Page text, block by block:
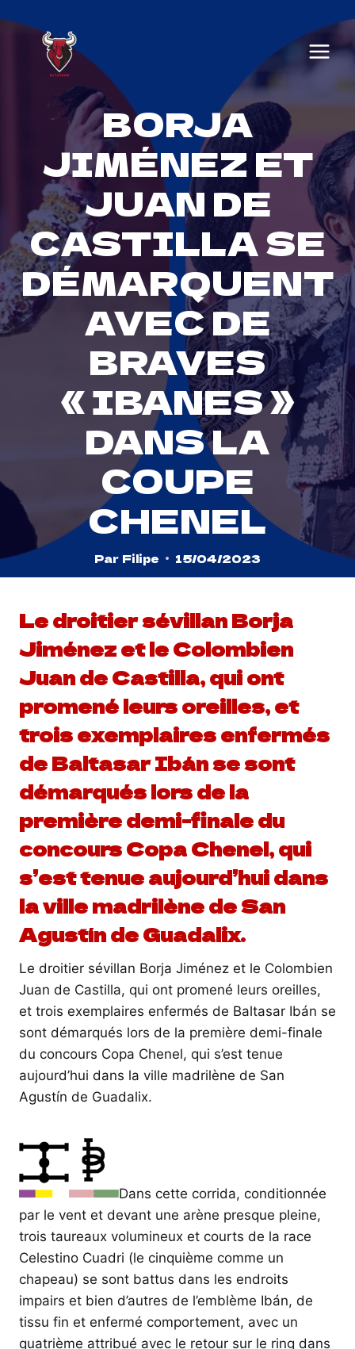
content
BORJA
JIMÉNEZ ET
JUAN DE
CASTILLA SE
DÉMARQUENT
AVEC DE
BRAVES
« IBANES »
DANS LA
COUPE
CHENEL
Par Filipe 15/04/2023
Le droitier sévillan Borja
Jiménez et le Colombien
Juan de Castilla, qui ont
promené leurs oreilles, et
trois exemplaires enfermés
de Baltasar Ibán se sont
démarqués lors de la
première demi-finale du
concours Copa Chenel, qui
s’est tenue aujourd’hui dans
la ville madrilène de San
Agustín de Guadalix.
Le droitier sévillan Borja Jiménez et le Colombien
Juan de Castilla, qui ont promené leurs oreilles,
et trois exemplaires enfermés de Baltasar Ibán se
sont démarqués lors de la première demi-finale
du concours Copa Chenel, qui s’est tenue
aujourd’hui dans la ville madrilène de San
Agustín de Guadalix.
Dans cette corrida, conditionnée
par le vent et devant une arène presque pleine,
trois taureaux volumineux et courts de la race
Celestino Cuadri (le cinquième comme un
chapeau) se sont battus dans les endroits
impairs et bien d’autres de l’emblème Ibán, de
tissu fin et enfermé comportement, avec un
quatrième attribué avec le retour sur le ring dans